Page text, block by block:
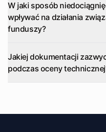
W jaki sposób
wpływać na działania
funduszy?
Jakiej dokumentacji
podczas oceny